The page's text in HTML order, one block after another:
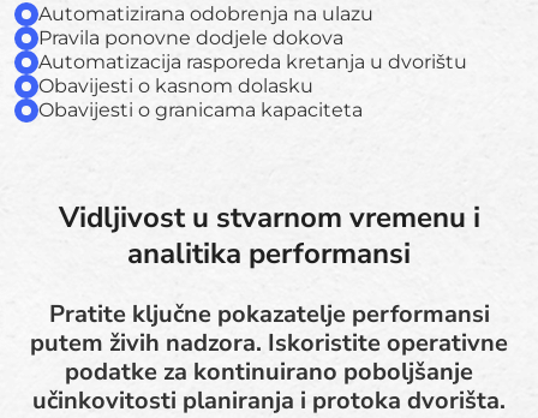
Automatizirana odobrenja na ulazu
Pravila ponovne dodjele dokova
Automatizacija rasporeda kretanja u dvorištu
Obavijesti o kasnom dolasku
Obavijesti o granicama kapaciteta
Vidljivost u stvarnom vremenu i
analitika performansi
Pratite ključne pokazatelje performansi
putem živih nadzora. Iskoristite operativne
podatke za kontinuirano poboljšanje
učinkovitosti planiranja i protoka dvorišta.